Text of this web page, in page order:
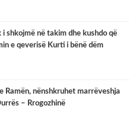
i shkojmë në takim dhe kushdo që
e qeverisë Kurti i bënë dëm
Ramën, nënshkruhet marrëveshja
– Rrogozhinë